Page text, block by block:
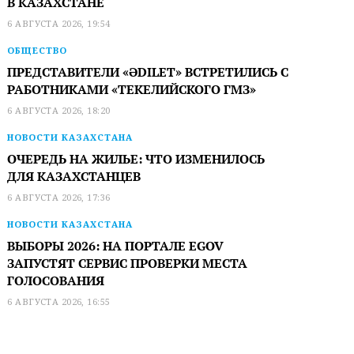
6 АВГУСТА 2026, 19:54
ОБЩЕСТВО
ПРЕДСТАВИТЕЛИ «ӘDILET» ВСТРЕТИЛИСЬ С
РАБОТНИКАМИ «ТЕКЕЛИЙСКОГО ГМЗ»
6 АВГУСТА 2026, 18:20
НОВОСТИ КАЗАХСТАНА
ОЧЕРЕДЬ НА ЖИЛЬЕ: ЧТО ИЗМЕНИЛОСЬ
ДЛЯ КАЗАХСТАНЦЕВ
6 АВГУСТА 2026, 17:36
НОВОСТИ КАЗАХСТАНА
ВЫБОРЫ 2026: НА ПОРТАЛЕ EGOV
ЗАПУСТЯТ СЕРВИС ПРОВЕРКИ МЕСТА
ГОЛОСОВАНИЯ
6 АВГУСТА 2026, 16:55